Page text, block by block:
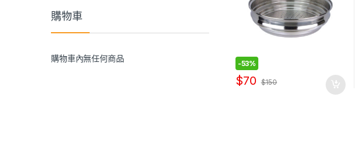
-53%
$70 $150
購物車
購物車內無任何商品